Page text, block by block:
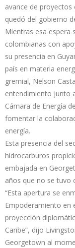
avance de
quedó del gobierno
Mientras esa espera
colombianas con
su presencia en
país en materia
gremial, Nelson
entendimiento junto
Cámara de Energía
fomentar la
energía.
Esta presencia del
hidrocarburos
embajada en
años que no se tuvo
“Esta apertura se
Empoderamiento en
proyección
Caribe”, dijo
Georgetown al